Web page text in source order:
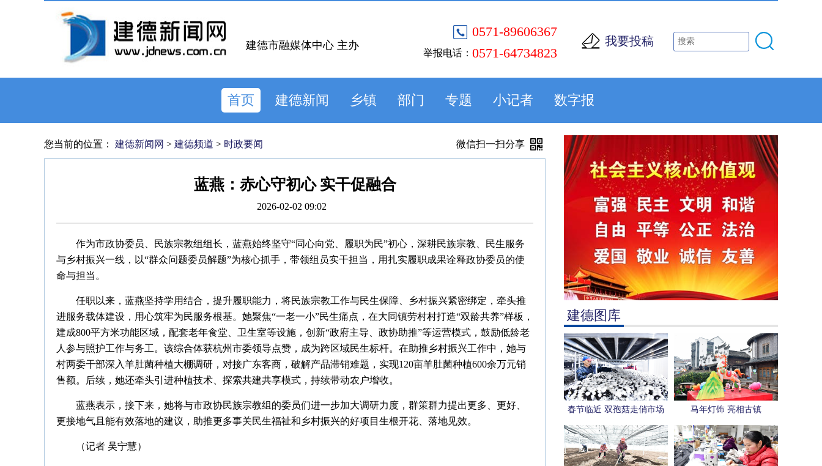
0571-89606367
举报电话： 0571-64734823
我要投稿
建德市融媒体中心 主办
首页 建德新闻 乡镇 部门 专题 小记者 数字报
建德图库
春节临近 双孢菇走俏市场 马年灯饰 亮相古镇
您当前的位置： 建德新闻网 > 建德频道 > 时政要闻 微信扫一扫分享
蓝燕：赤心守初心 实干促融合
2026-02-02 09:02
作为市政协委员、民族宗教组组长，蓝燕始终坚守“同心向党、履职为民”初心，深耕民族宗教、民生服务
与乡村振兴一线，以“群众问题委员解题”为核心抓手，带领组员实干担当，用扎实履职成果诠释政协委员的使
命与担当。
任职以来，蓝燕坚持学用结合，提升履职能力，将民族宗教工作与民生保障、乡村振兴紧密绑定，牵头推
进服务载体建设，用心筑牢为民服务根基。她聚焦“一老一小”民生痛点，在大同镇劳村村打造“双龄共养”样板，
建成800平方米功能区域，配套老年食堂、卫生室等设施，创新“政府主导、政协助推”等运营模式，鼓励低龄老
人参与照护工作与务工。该综合体获杭州市委领导点赞，成为跨区域民生标杆。在助推乡村振兴工作中，她与
村两委干部深入羊肚菌种植大棚调研，对接广东客商，破解产品滞销难题，实现120亩羊肚菌种植600余万元销
售额。后续，她还牵头引进种植技术、探索共建共享模式，持续带动农户增收。
蓝燕表示，接下来，她将与市政协民族宗教组的委员们进一步加大调研力度，群策群力提出更多、更好、
更接地气且能有效落地的建议，助推更多事关民生福祉和乡村振兴的好项目生根开花、落地见效。
（记者 吴宁慧）